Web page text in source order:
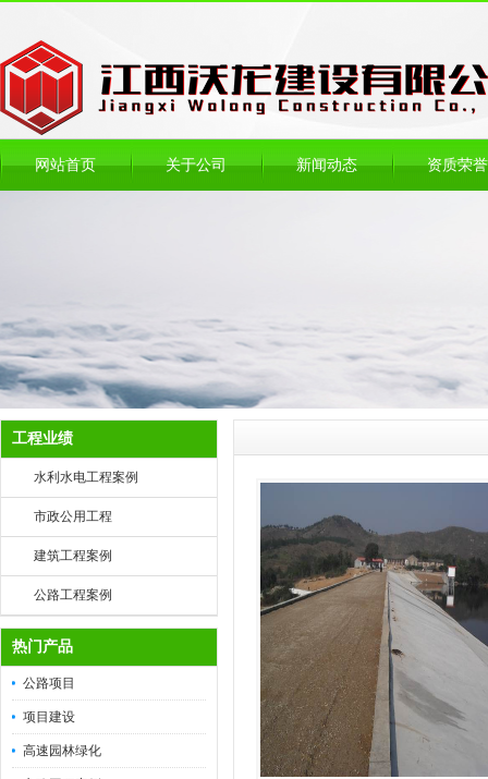
网站首页 关于公司 新闻动态 资质荣誉
工程业绩
水利水电工程案例
市政公用工程
建筑工程案例
公路工程案例
热门产品
公路项目
项目建设
高速园林绿化